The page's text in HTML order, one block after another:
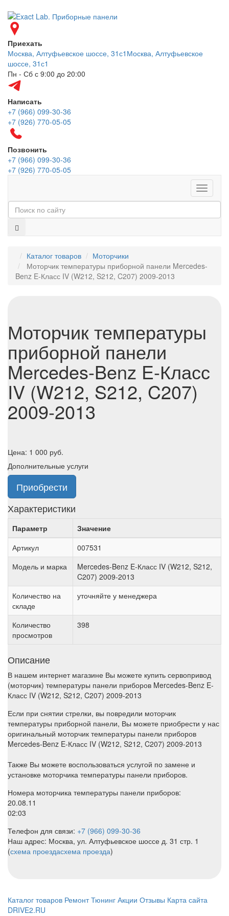
Приехать
Москва, Алтуфьевское шоссе, 31с1 Москва, Алтуфьевское
шоссе, 31с1
Пн - Сб с 9:00 до 20:00
Написать
+7 (966) 099-30-36
+7 (926) 770-05-05
Позвонить
+7 (966) 099-30-36
+7 (926) 770-05-05
Меню
Каталог товаров
Моторчики
Моторчик температуры приборной панели Mercedes-
Benz E-Класс IV (W212, S212, C207) 2009-2013
Моторчик температуры
приборной панели
Mercedes-Benz E-Класс
IV (W212, S212, C207)
2009-2013
Цена: 1 000 руб.
Дополнительные услуги
Приобрести
Характеристики
Параметр
Значение
Артикул
007531
Модель и марка
Mercedes-Benz E-Класс IV (W212, S212,
C207) 2009-2013
Количество на
складе
уточняйте у менеджера
Количество
просмотров
398
Описание
В нашем интернет магазине Вы можете купить сервопривод
(моторчик) температуры панели приборов Mercedes-Benz E-
Класс IV (W212, S212, C207) 2009-2013
Если при снятии стрелки, вы повредили моторчик
температуры приборной панели, Вы можете приобрести у нас
оригинальный моторчик температуры панели приборов
Mercedes-Benz E-Класс IV (W212, S212, C207) 2009-2013
Также Вы можете воспользоваться услугой по замене и
установке моторчика температуры панели приборов.
Номера моторчика температуры панели приборов:
20.08.11
02:03
Телефон для связи: +7 (966) 099-30-36
Наш адрес: Москва, ул. Алтуфьевское шоссе д. 31 стр. 1
(схема проездасхема проезда)
Каталог товаров Ремонт Тюнинг Акции Отзывы Карта сайта
DRIVE2.RU